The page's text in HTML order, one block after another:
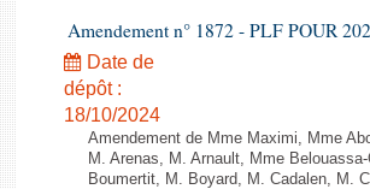
Amendement n° 1872 - PLF POUR
Date de
dépôt :
18/10/2024
Amendement de Mme Maximi, Mme
M. Arenas, M. Arnault, Mme
Boumertit, M. Boyard, M. Cadalen, M.